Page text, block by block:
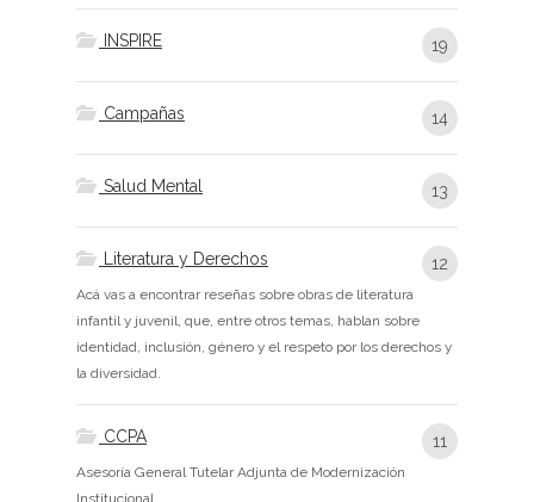
INSPIRE 19
Campañas 14
Salud Mental 13
Literatura y Derechos 12
Acá vas a encontrar reseñas sobre obras de literatura
infantil y juvenil, que, entre otros temas, hablan sobre
identidad, inclusión, género y el respeto por los derechos y
la diversidad.
CCPA 11
Asesoría General Tutelar Adjunta de Modernización
Institucional